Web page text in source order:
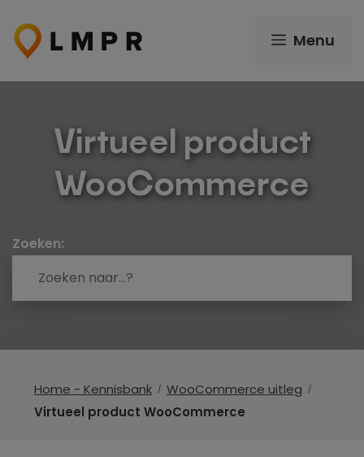
naar
inhoud
Menu
Virtueel product
WooCommerce
Zoeken:
Home - Kennisbank
WooCommerce uitleg
Virtueel product WooCommerce